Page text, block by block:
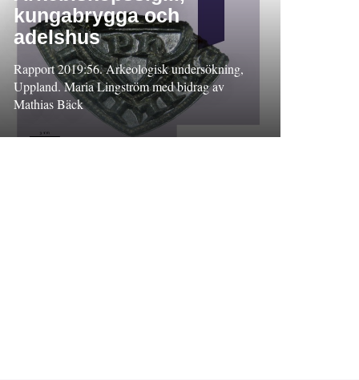
kungabrygga och
adelshus
Rapport 2019:56. Arkeologisk undersökning,
Uppland. Maria Lingström med bidrag av
Mathias Bäck